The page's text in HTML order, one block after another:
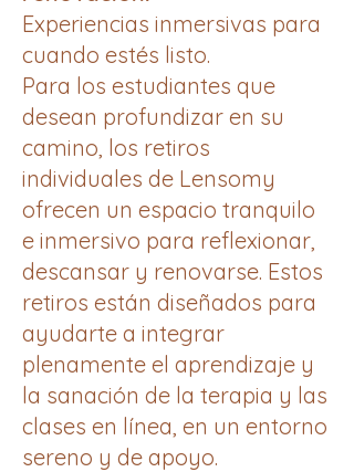
Experiencias inmersivas para
cuando estés listo.
Para los estudiantes que
desean profundizar en su
camino, los retiros
individuales de Lensomy
ofrecen un espacio tranquilo
e inmersivo para reflexionar,
descansar y renovarse. Estos
retiros están diseñados para
ayudarte a integrar
plenamente el aprendizaje y
la sanación de la terapia y las
clases en línea, en un entorno
sereno y de apoyo.